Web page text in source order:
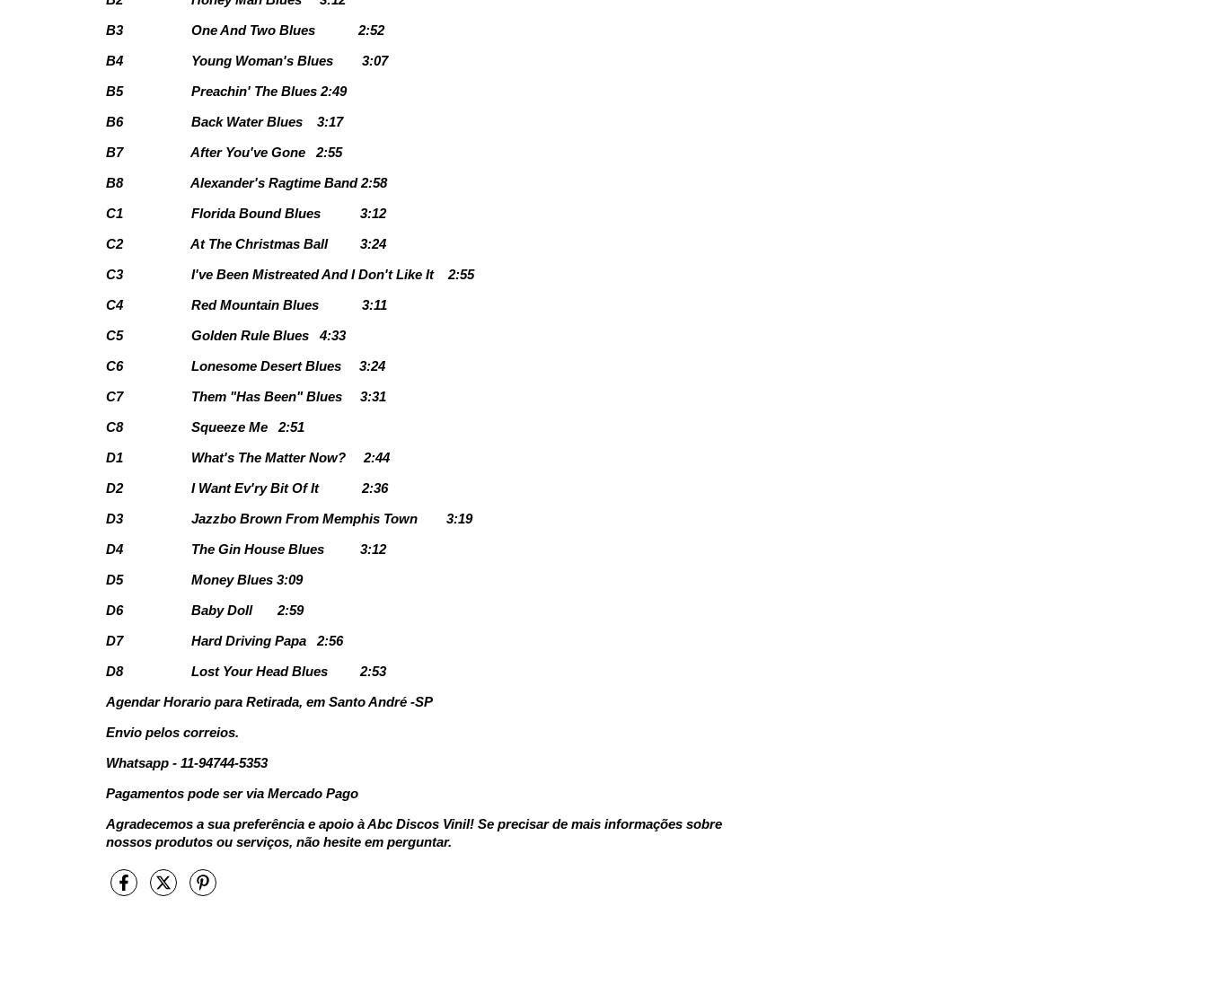
B3
One And Two Blues
2:52
B4
Young Woman's Blues
3:07
B5
Preachin' The Blues 2:49
B6
Back Water Blues
3:17
B7
After You've Gone
2:55
B8
Alexander's Ragtime Band 2:58
C1
Florida Bound Blues
3:12
C2
At The Christmas Ball
3:24
C3
I've Been Mistreated And I Don't Like It
2:55
C4
Red Mountain Blues
3:11
C5
Golden Rule Blues
4:33
C6
Lonesome Desert Blues
3:24
C7
Them "Has Been" Blues
3:31
C8
Squeeze Me
2:51
D1
What's The Matter Now?
2:44
D2
I Want Ev'ry Bit Of It
2:36
D3
Jazzbo Brown From Memphis Town
3:19
D4
The Gin House Blues
3:12
D5
Money Blues 3:09
D6
Baby Doll
2:59
D7
Hard Driving Papa
2:56
D8
Lost Your Head Blues
2:53
Agendar Horario para Retirada, em Santo André -SP
Envio pelos correios.
Whatsapp - 11-94744-5353
Pagamentos pode ser via Mercado Pago
Agradecemos a sua preferência e apoio à Abc Discos Vinil! Se precisar de mais informações sobre
nossos produtos ou serviços, não hesite em perguntar.